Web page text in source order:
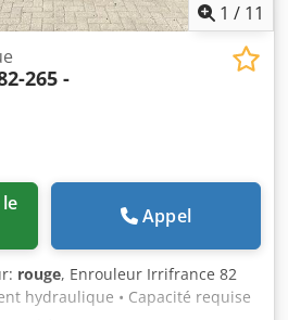
1 / 11
265 -
Appel
rouge, Enrouleur Irrifrance 82
hydraulique • Capacité requise